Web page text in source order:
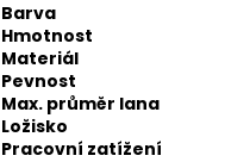
Barva
Hmotnost
Materiál
Pevnost
Max. průměr lana
Ložisko
Pracovní zatížení